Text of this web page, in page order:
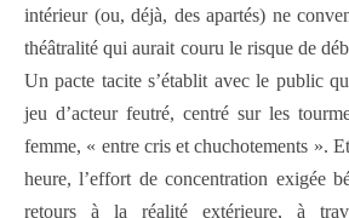
intérieur (ou, déjà, des apartés) ne
théâtralité qui aurait couru le risque de
Un pacte tacite s’établit avec le public
jeu d’acteur feutré, centré sur les
femme, « entre cris et chuchotements ».
heure, l’effort de concentration exigée
retours à la réalité extérieure, à